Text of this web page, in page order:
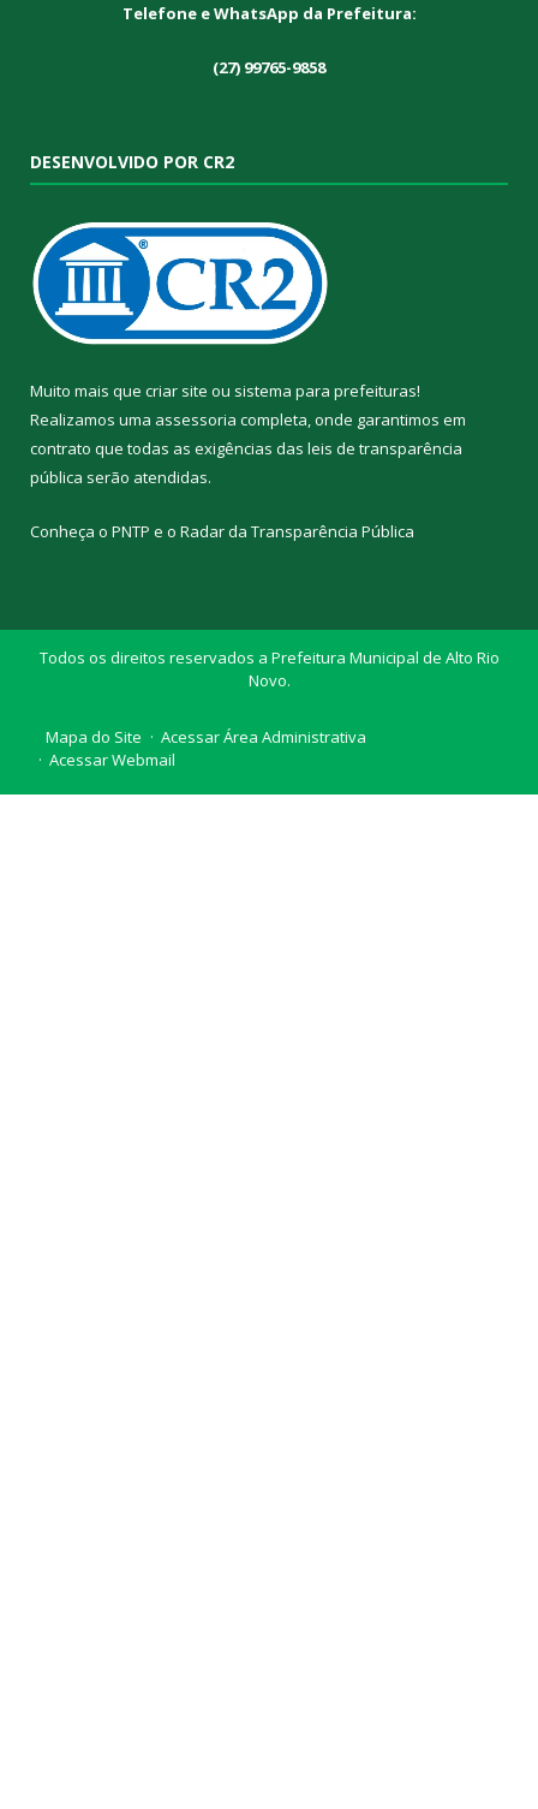
Telefone e WhatsApp da Prefeitura:
(27) 99765-9858
DESENVOLVIDO POR CR2
Muito mais que criar site ou sistema para prefeituras!
Realizamos uma assessoria completa, onde garantimos em
contrato que todas as exigências das leis de transparência
pública serão atendidas.
Conheça o PNTP e o Radar da Transparência Pública
Todos os direitos reservados a Prefeitura Municipal de Alto Rio
Novo.
Mapa do Site
Acessar Área Administrativa
Acessar Webmail